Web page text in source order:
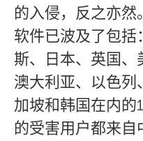
的入侵，反之亦然
软件已波及了包括
斯、日本、英国、
澳大利亚、以色列
加坡和韩国在内的
的受害用户都来